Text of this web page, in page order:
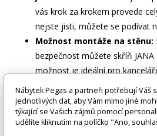
vás krok za krokem provede
nejste jisti, můžete se podívat
Možnost montáže na stěnu:
bezpečnost můžete skříň JANA
možnost je ideální pro
pro prostory, kde je potřeba
bezpečnost.
Moderní design:Béžová barva
skříně JANA dodají vaší kanceláři
Nábytek Pegas a partneři potřebují Váš
jednotlivých dat, aby Vám mimo jiné
týkající se Vašich zájmů pomocí
udělíte kliknutím na políčko "Ano,